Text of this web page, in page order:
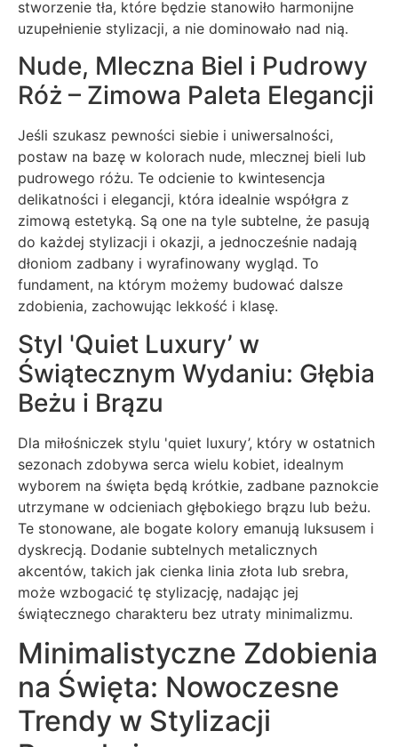
stworzenie tła, które będzie stanowiło harmonijne
uzupełnienie stylizacji, a nie dominowało nad nią.
Nude, Mleczna Biel i Pudrowy
Róż – Zimowa Paleta Elegancji
Jeśli szukasz pewności siebie i uniwersalności,
postaw na bazę w kolorach nude, mlecznej bieli lub
pudrowego różu. Te odcienie to kwintesencja
delikatności i elegancji, która idealnie współgra z
zimową estetyką. Są one na tyle subtelne, że pasują
do każdej stylizacji i okazji, a jednocześnie nadają
dłoniom zadbany i wyrafinowany wygląd. To
fundament, na którym możemy budować dalsze
zdobienia, zachowując lekkość i klasę.
Styl 'Quiet Luxury’ w
Świątecznym Wydaniu: Głębia
Beżu i Brązu
Dla miłośniczek stylu 'quiet luxury’, który w ostatnich
sezonach zdobywa serca wielu kobiet, idealnym
wyborem na święta będą krótkie, zadbane paznokcie
utrzymane w odcieniach głębokiego brązu lub beżu.
Te stonowane, ale bogate kolory emanują luksusem i
dyskrecją. Dodanie subtelnych metalicznych
akcentów, takich jak cienka linia złota lub srebra,
może wzbogacić tę stylizację, nadając jej
świątecznego charakteru bez utraty minimalizmu.
Minimalistyczne Zdobienia
na Święta: Nowoczesne
Trendy w Stylizacji